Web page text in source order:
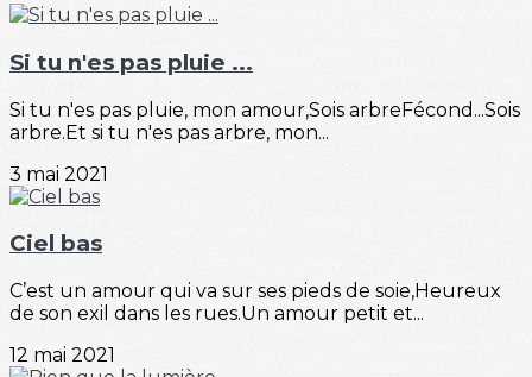
Si tu n'es pas pluie ...
Si tu n'es pas pluie, mon amour,Sois arbreFécond...Sois
arbre.Et si tu n'es pas arbre, mon...
3 mai 2021
Ciel bas
C’est un amour qui va sur ses pieds de soie,Heureux
de son exil dans les rues.Un amour petit et...
12 mai 2021